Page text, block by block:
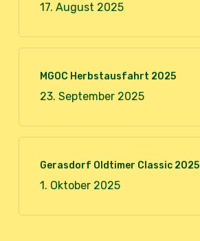
17. August 2025
MGOC Herbstausfahrt 2025
23. September 2025
Gerasdorf Oldtimer Classic 2025
1. Oktober 2025